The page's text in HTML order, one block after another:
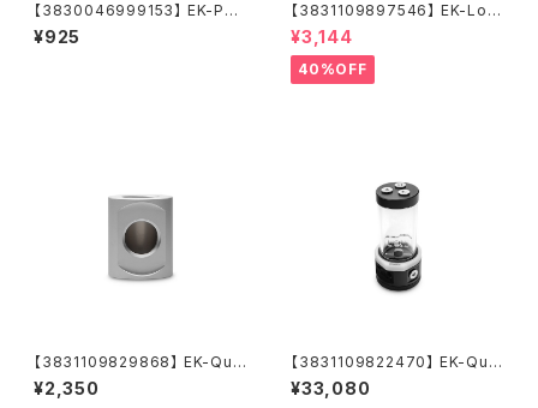
【3830046999153】 EK-PLU
G G1/4
¥925
【3831109897546】 EK-Loo
p Fan FPT 120 D-RGB - Bla
ck (550-2300rpm)
¥3,144
40%OFF
【3831109829868】 EK-Qua
ntum Torque Splitter 3F T
- Satin Titanium
¥2,350
【3831109822470】 EK-Qua
ntum Kinetic TBE 200 D5 B
ody D-RGB - Acetal
¥33,080